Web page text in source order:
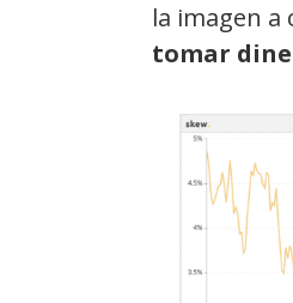
la imagen a
tomar